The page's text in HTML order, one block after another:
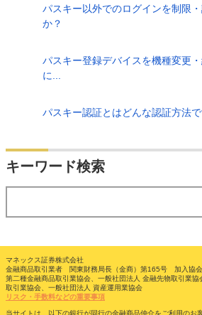
パスキー以外でのログインを制限
か？
パスキー登録デバイスを機種変更
に...
パスキー認証とはどんな認証方法で
キーワード検索
マネックス証券株式会社
金融商品取引業者 関東財務局長（金商）第165号 加入協会
第二種金融商品取引業協会、一般社団法人 金融先物取引業
取引業協会、一般社団法人 資産運用業協会
リスク・手数料などの重要事項
当サイトは、以下の銀行が同行の金融商品仲介をご利用のお